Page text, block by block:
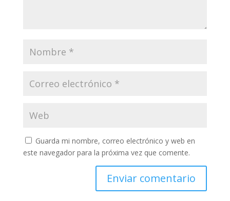
Guarda mi nombre, correo electrónico y web en
este navegador para la próxima vez que comente.